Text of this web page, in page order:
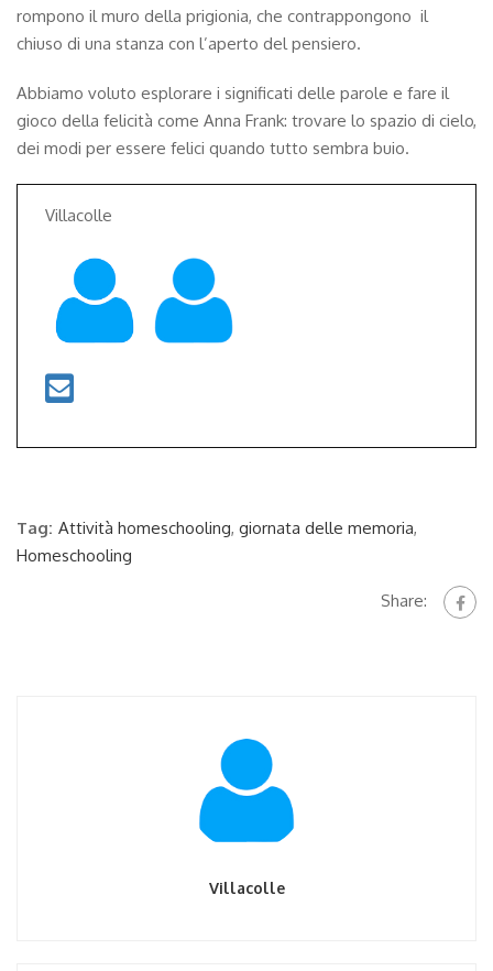
rompono il muro della prigionia, che contrappongono il
chiuso di una stanza con l’aperto del pensiero.
Abbiamo voluto esplorare i significati delle parole e fare il
gioco della felicità come Anna Frank: trovare lo spazio di cielo,
dei modi per essere felici quando tutto sembra buio.
Villacolle
Tag: Attività homeschooling, giornata delle memoria,
Homeschooling
Share:
Villacolle